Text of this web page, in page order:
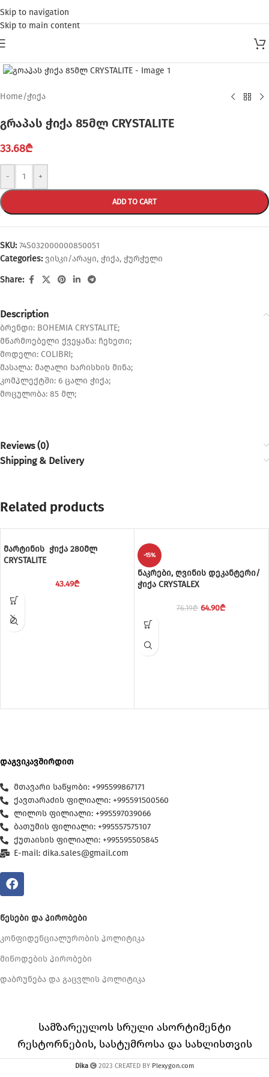
Skip to navigation
Skip to main content
Home/ჭიქა
გრაპას ჭიქა 85მლ CRYSTALITE
33.68₾
- +
ADD TO CART
SKU:74S032000000850051
Categories: ვისკი/არაყი, ჭიქა, ჭურჭელი
Share:
Description
ბრენდი: BOHEMIA CRYSTALITE;
მწარმოებელი ქვეყანა: ჩეხეთი;
მოდელი: COLIBRI;
მასალა: მაღალი ხარისხის მინა;
კომპლექტში: 6 ცალი ჭიქა;
მოცულობა: 85 მლ;
Reviews (0)
Shipping & Delivery
Related products
მარტინის ჭიქა 280მლ
CRYSTALITE
43.49₾
-15%
ნაკრები, ღვინის დეკანტერი/
ჭიქა CRYSTALEX
76.19₾ 64.90₾
დაგვიკავშირდით
მთავარი საწყობი: +995599867171
ქავთარაძის ფილიალი: +995591500560
ლილოს ფილიალი: +995597039066
ბათუმის ფილიალი: +995557575107
ქუთაისის ფილიალი: +995595505845
E-mail: dika.sales@gmail.com
ᲬᲔᲡᲔᲑᲘ ᲓᲐ ᲞᲘᲠᲝᲑᲔᲑᲘ
კონფიდენციალურობის პოლიტიკა
მიწოდების პირობები
დაბრუნება და გაცვლის პოლიტიკა
სამზარეულოს სრული ასორტიმენტი
რესტორნების, სასტუმროსა და სახლისთვის
Dika 2023 CREATED BY Plexygon.com